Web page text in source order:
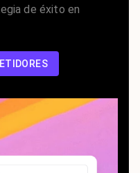
de éxito en